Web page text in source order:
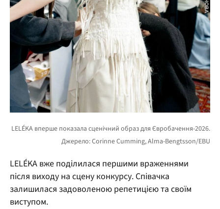
LELÉKA вже поділилася першими враженнями
після виходу на сцену конкурсу. Співачка
залишилася задоволеною репетицією та своїм
виступом.